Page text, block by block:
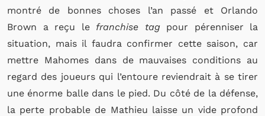
montré de bonnes choses l’an passé et Orlando
Brown a reçu le franchise tagpour pérenniser la
situation, mais il faudra confirmer cette saison, car
mettre Mahomes dans de mauvaises conditions au
regard des joueurs qui l’entoure reviendrait à se tirer
une énorme balle dans le pied. Du côté de la défense,
la perte probable de Mathieu laisse un vide profond